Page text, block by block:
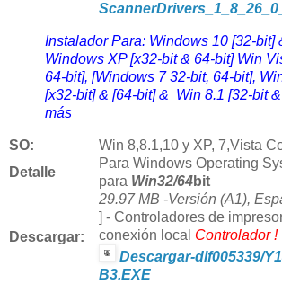
Instalador Para: Windows 10 [32-bit]
Windows XP [x32-bit & 64-bit] Win
64-bit], [Windows 7 32-bit, 64-bit],
[x32-bit] & [64-bit] & Win 8.1 [32-bit
más
SO: Win 8,8.1,10 y XP, 7,Vista
Detalle
Para Windows Operating
para Win32/64bit
Descargar:
29.97 MB -Versión (A1),
] - Controladores de
conexión local Controlador !
Descargar-dlf005339/
B3.EXE